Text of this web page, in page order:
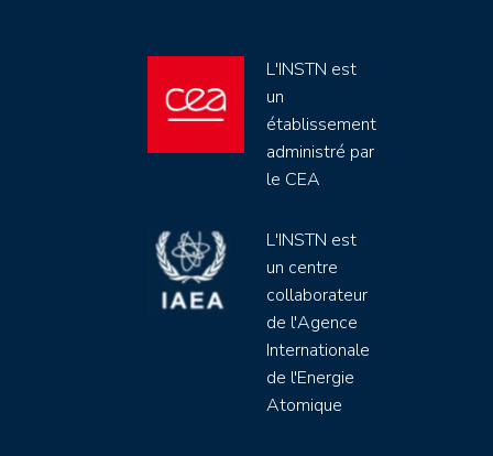
L'INSTN est
un
établissement
administré par
le CEA
L'INSTN est
un centre
collaborateur
de l'Agence
Internationale
de l'Energie
Atomique